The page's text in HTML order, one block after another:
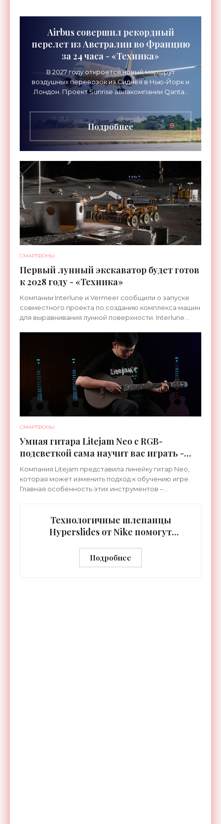
Airbus совершил рекордный
перелет из Австралии во Францию
за 24 часа - «Техника»
В 2027 году откроется новый маршрут
воздушных перевозок из Сиднея в Нью-Йорк и
Лондон. Проект Sunrise авиакомпании Qantas
длительностью до 24
Подробнее
СМАРТФОНЫ
Первый лунный экскаватор будет готов
к 2028 году - «Техника»
Компании Interlune и Vermeer сообщили о запуске
совместного проекта по созданию комплекса машин
для выравнивания лунной поверхности. Interlune
СМАРТФОНЫ
Умная гитара Litejam Neo с RGB-
подсветкой сама научит вас играть -
«Гаджеты»
Компания Litejam представила линейку гитар Neo,
которая может изменить подход к обучению игре.
Главная особенность этих инструментов –
Технологичные шлепанцы
Hyperslides от Nike помогут
тренировки - «Гаджеты»
Подробнее